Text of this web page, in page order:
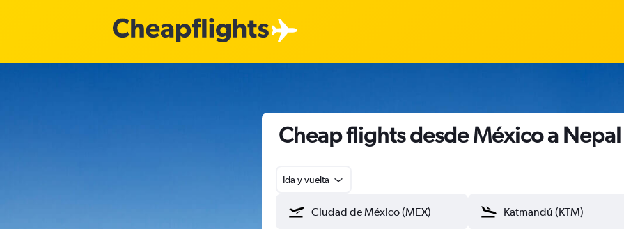
Cheap flights desde México a Nepal
Ida y vuelta